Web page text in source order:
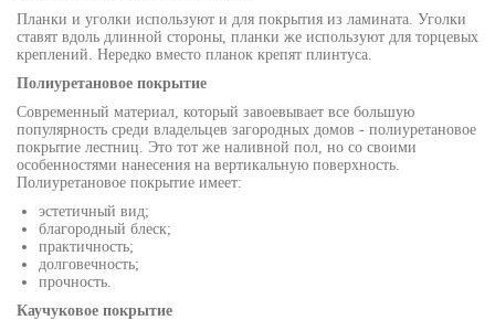
Планки и уголки используют и для покрытия из ламината. Уголки
ставят вдоль длинной стороны, планки же используют для торцевых
креплений. Нередко вместо планок крепят плинтуса.
Полиуретановое покрытие
Современный материал, который завоевывает все большую
популярность среди владельцев загородных домов - полиуретановое
покрытие лестниц. Это тот же наливной пол, но со своими
особенностями нанесения на вертикальную поверхность.
Полиуретановое покрытие имеет:
эстетичный вид;
благородный блеск;
практичность;
долговечность;
прочность.
Каучуковое покрытие